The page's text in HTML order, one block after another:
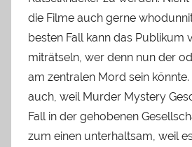
die Filme auch gerne
besten Fall kann das Publikum
miträtseln, wer denn nun der
am zentralen Mord sein
auch, weil Murder Mystery
Fall in der gehobenen
zum einen unterhaltsam, weil